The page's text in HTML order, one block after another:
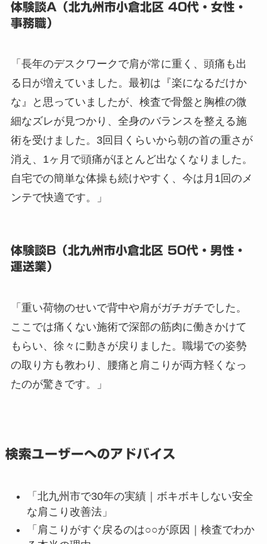
体験談A（北九州市小倉北区 40代・女性・
事務職）
「長年のデスクワークで肩が常に重く、頭痛も出
る日が増えていました。最初は『楽になるだけか
な』と思っていましたが、検査で骨盤と胸椎の微
細なズレが見つかり、全身のバランスを整える施
術を受けました。3回目くらいから朝の首の重さが
消え、1ヶ月で頭痛がほとんど出なくなりました。
自宅での簡単な体操も続けやすく、今は月1回のメ
ンテで快適です。」
体験談B（北九州市小倉北区 50代・男性・
運送業）
「重い荷物のせいで背中や肩がガチガチでした。
ここでは痛くない施術で深部の筋肉に働きかけて
もらい、徐々に動きが戻りました。職場での姿勢
の取り方も教わり、腰痛と肩こりが両方軽くなっ
たのが驚きです。」
検索ユーザーへのアドバイス
「北九州市で30年の実績｜ボキボキしない安全
な肩こり改善法」
「肩こりがすぐ戻るのは○○が原因｜検査でわか